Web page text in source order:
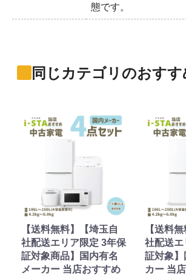
態です。
同じカテゴリのおす
【送料無料】【埼玉自
社配送エリア限定 3年保
証対象商品】国内有名
メーカー 当店おすすめ
【送料
社配送エ
証対象】
カー 当